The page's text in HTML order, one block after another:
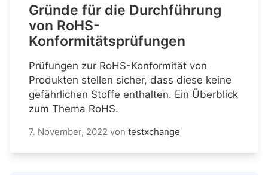
Gründe für die Durchführung
von RoHS-
Konformitätsprüfungen
Prüfungen zur RoHS-Konformität von
Produkten stellen sicher, dass diese keine
gefährlichen Stoffe enthalten. Ein Überblick
zum Thema RoHS.
7. November, 2022 von testxchange